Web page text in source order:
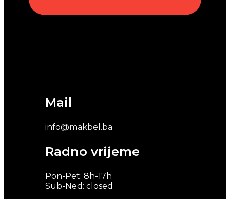
Mail
info@makbel.ba
Radno vrijeme
Pon-Pet: 8h-17h
Sub-Ned: closed